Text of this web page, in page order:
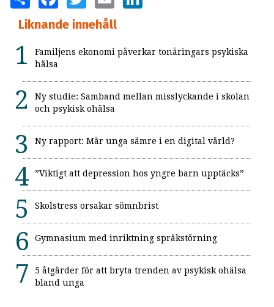
Liknande innehåll
Familjens ekonomi påverkar tonåringars psykiska
hälsa
Ny studie: Samband mellan misslyckande i skolan
och psykisk ohälsa
Ny rapport: Mår unga sämre i en digital värld?
”Viktigt att depression hos yngre barn upptäcks”
Skolstress orsakar sömnbrist
Gymnasium med inriktning språkstörning
5 åtgärder för att bryta trenden av psykisk ohälsa
bland unga